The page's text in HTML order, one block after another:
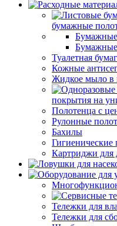
бумажные
Туалетная
Кожные
Жидкое мыло в
покрытия на
Полотенца с
Рулонные
Бахилы
Гигиенические
Картриджи для
Тележки для
Тележки для